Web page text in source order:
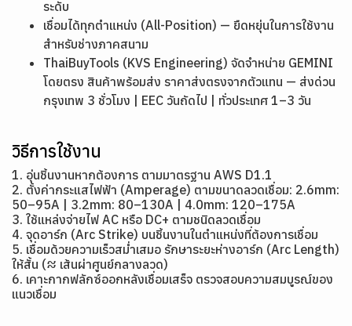
ระดับ
เชื่อมได้ทุกตำแหน่ง (All-Position) — ยืดหยุ่นในการใช้งาน
สำหรับช่างภาคสนาม
ThaiBuyTools (KVS Engineering) จัดจำหน่าย GEMINI
โดยตรง สินค้าพร้อมส่ง ราคาส่งตรงจากตัวแทน — ส่งด่วน
กรุงเทพ 3 ชั่วโมง | EEC วันถัดไป | ทั่วประเทศ 1–3 วัน
วิธีการใช้งาน
1. อุ่นชิ้นงานหากต้องการ ตามมาตรฐาน AWS D1.1
2. ตั้งค่ากระแสไฟฟ้า (Amperage) ตามขนาดลวดเชื่อม: 2.6mm:
50–95A | 3.2mm: 80–130A | 4.0mm: 120–175A
3. ใช้แหล่งจ่ายไฟ AC หรือ DC+ ตามชนิดลวดเชื่อม
4. จุดอาร์ก (Arc Strike) บนชิ้นงานในตำแหน่งที่ต้องการเชื่อม
5. เชื่อมด้วยความเร็วสม่ำเสมอ รักษาระยะห่างอาร์ก (Arc Length)
ให้สั้น (≈ เส้นผ่าศูนย์กลางลวด)
6. เคาะกากฟลักซ์ออกหลังเชื่อมเสร็จ ตรวจสอบความสมบูรณ์ของ
แนวเชื่อม